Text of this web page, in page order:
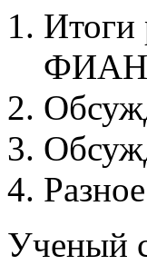
Итоги
Ученый